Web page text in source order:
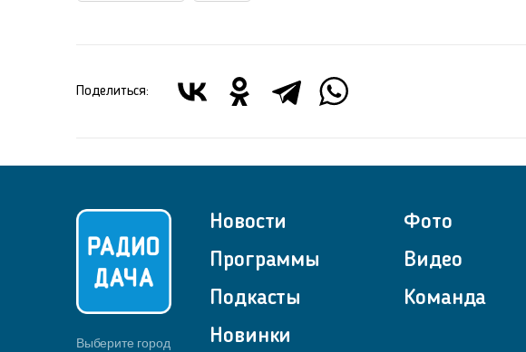
Поделиться:
Выберите город
Новости
Программы
Подкасты
Новинки
Фото
Видео
Команда